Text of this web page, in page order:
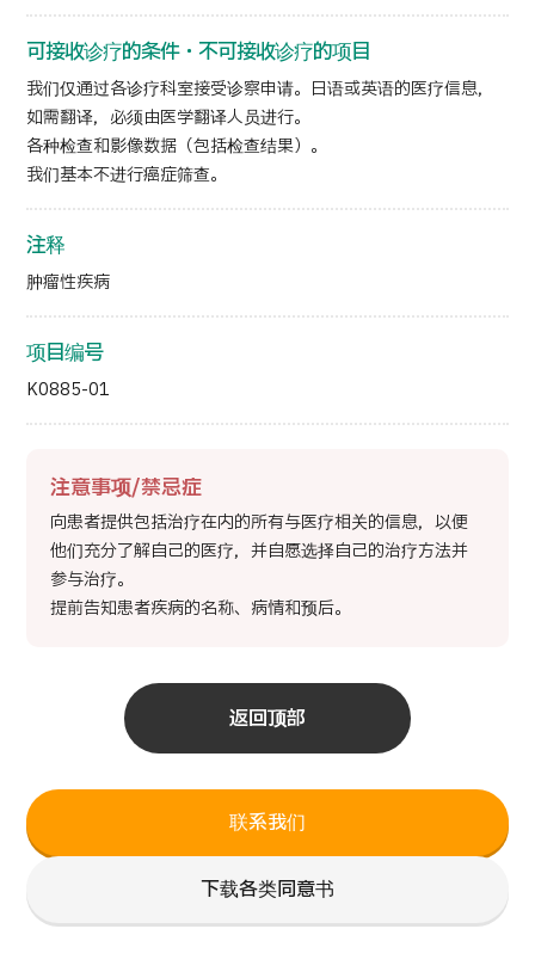
联系我们
联系我们
下载各类同意书
可接收诊疗的条件・不可接收诊疗的项目
我们仅通过各诊疗科室接受诊察申请。日语或英语的医疗信息，
如需翻译，必须由医学翻译人员进行。
各种检查和影像数据（包括检查结果）。
我们基本不进行癌症筛查。
注释
肿瘤性疾病
项目编号
K0885-01
注意事项/禁忌症
向患者提供包括治疗在内的所有与医疗相关的信息，以便
他们充分了解自己的医疗，并自愿选择自己的治疗方法并
参与治疗。
提前告知患者疾病的名称、病情和预后。
返回顶部